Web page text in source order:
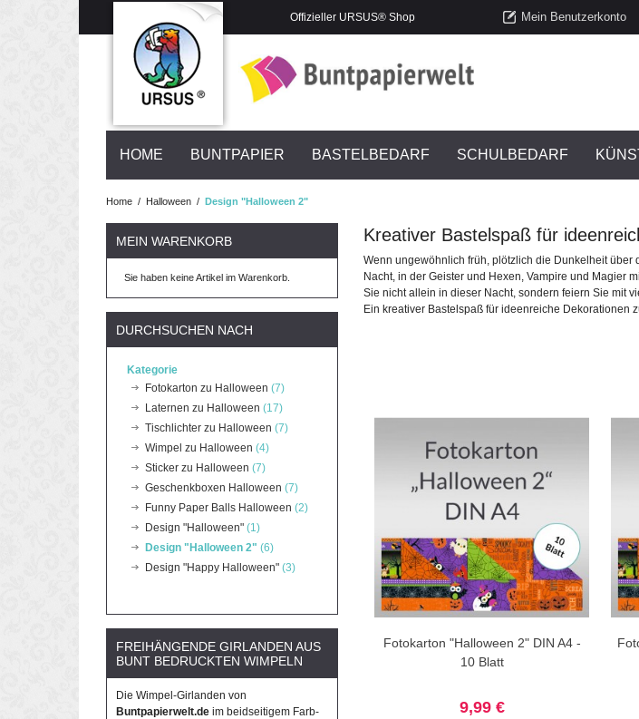
Offizieller URSUS® Shop Mein Benutzerkonto
HOME BUNTPAPIER BASTELBEDARF SCHULBEDARF
Home / Halloween / Design "Halloween 2"
MEIN WARENKORB
Sie haben keine Artikel im Warenkorb.
DURCHSUCHEN NACH
Kategorie
Fotokarton zu Halloween (7)
Laternen zu Halloween (17)
Tischlichter zu Halloween (7)
Wimpel zu Halloween (4)
Sticker zu Halloween (7)
Geschenkboxen Halloween (7)
Funny Paper Balls Halloween (2)
Design "Halloween" (1)
Design "Halloween 2" (6)
Design "Happy Halloween" (3)
FREIHÄNGENDE GIRLANDEN AUS
BUNT BEDRUCKTEN WIMPELN
Die Wimpel-Girlanden von
Buntpapierwelt.de im beidseitigem Farb-
Kreativer Bastelspaß für
Wenn ungewöhnlich früh, plötzlich die Dunkelheit
Nacht, in der Geister und Hexen, Vampire und Magier
Sie nicht allein in dieser Nacht, sondern feiern Sie mit
Ein kreativer Bastelspaßfürideenreiche Dekorationen
Fotokarton "Halloween 2" DIN A4 -
10 Blatt
9,99 €